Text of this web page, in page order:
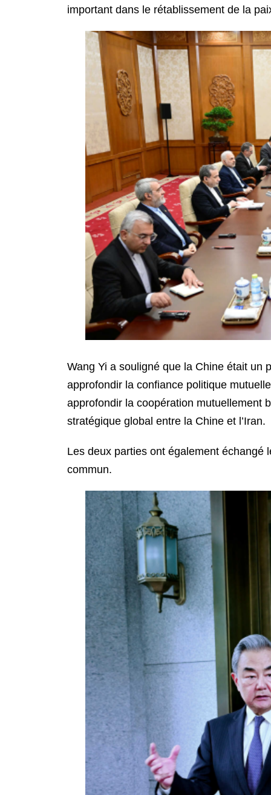
important dans le rétablissement de la
Wang Yi a souligné que la Chine était un
approfondir la confiance politique
approfondir la coopération mutuellement
stratégique global entre la Chine et l’Iran.
Les deux parties ont également échangé
commun.